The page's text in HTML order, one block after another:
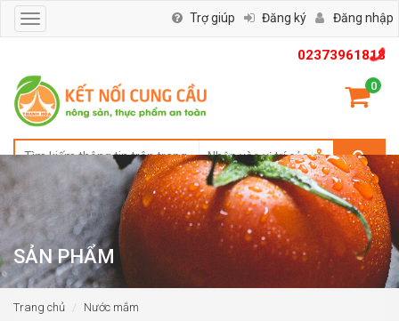
02373961818
0
Toggle
navigation
Trợ giúp Đăng ký Đăng nhập
SẢN PHẨM
Trang chủ Nước mắm